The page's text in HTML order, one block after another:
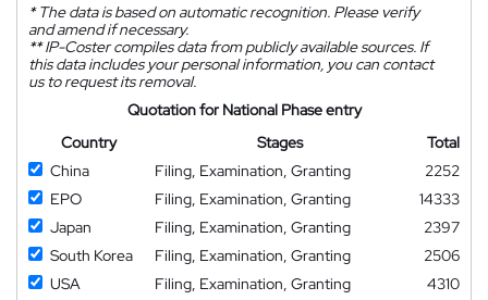
*The data is based on automatic recognition. Please verify
and amend if necessary.
**IP-Coster compiles data from publicly available sources. If
this data includes your personal information, you can contact
us to request its removal.
Quotation for National Phase entry
Country
Stages
Total
China
Filing, Examination, Granting
2252
EPO
Filing, Examination, Granting
14333
Japan
Filing, Examination, Granting
2397
South Korea
Filing, Examination, Granting
2506
USA
Filing, Examination, Granting
4310